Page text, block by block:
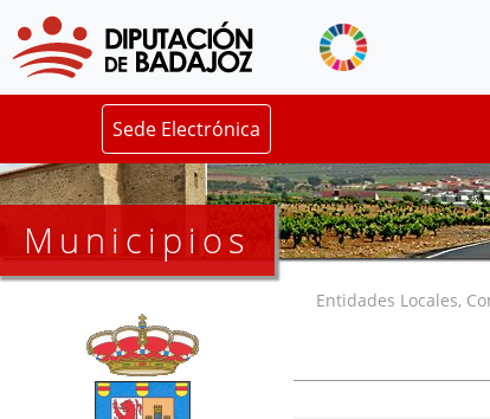
Sede Electrónica
Municipios
Entidades Locales,